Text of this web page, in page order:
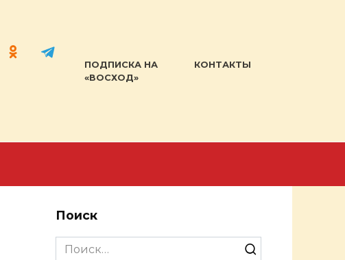
ПОДПИСКА НА
«ВОСХОД»
КОНТАКТЫ
Поиск
Search